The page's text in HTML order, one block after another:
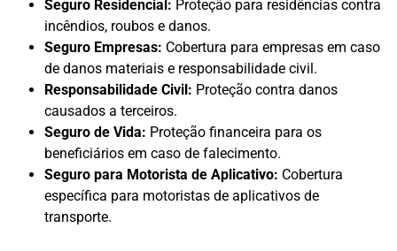
Seguro Residencial: Proteção para residências contra
incêndios, roubos e danos.
Seguro Empresas: Cobertura para empresas em caso
de danos materiais e responsabilidade civil.
Responsabilidade Civil: Proteção contra danos
causados a terceiros.
Seguro de Vida: Proteção financeira para os
beneficiários em caso de falecimento.
Seguro para Motorista de Aplicativo: Cobertura
específica para motoristas de aplicativos de
transporte.